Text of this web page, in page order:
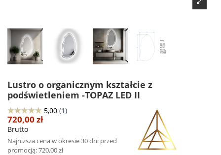
Lustro o organicznym kształcie z
podświetleniem -TOPAZ LED II
720,00 zł
Brutto
Najniższa cena w okresie 30 dni przed
promocją:720,00 zł